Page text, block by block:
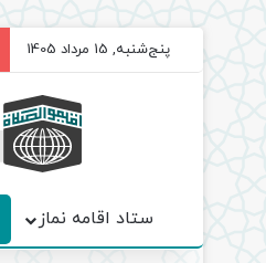
پنج‌شنبه, 15 مرداد 1405
ستاد اقامه نماز